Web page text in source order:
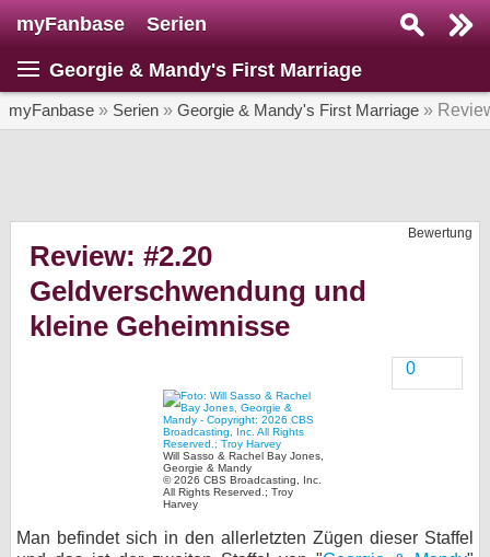
myFanbase Serien
Georgie & Mandy's First Marriage
myFanbase » Serien » Georgie & Mandy's First Marriage »
Bewertung
Review: #2.20
Geldverschwendung und
kleine Geheimnisse
0
Will Sasso & Rachel Bay Jones,
Georgie & Mandy
© 2026 CBS Broadcasting, Inc.
All Rights Reserved.; Troy
Harvey
Man befindet sich in den allerletzten Zügen dieser Staffel
Home
SERIEN
Veranstaltungen
KULTUR
Gewinnspiele
Forum